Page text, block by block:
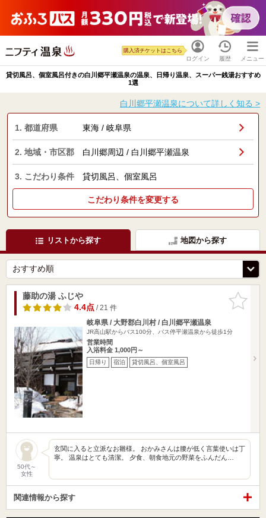
ログイン
購入済チケットはこちら
履歴 メニュー
貸切風呂、個室風呂付きの白川郷平瀬温泉の温泉、日帰り温泉、スーパー銭湯おすすめ
1選
白川郷平瀬温泉について詳しく知る >
1. 都道府県 東海 / 岐阜県
2. 地域・市区郡 白川郷周辺 / 白川郷平瀬温泉
3. こだわり条件 貸切風呂、個室風呂
こだわり条件を変更する
リストから探す 地図から探す
お気に入
りに追加
藤助の湯 ふじや
4.4点/ 21 件
岐阜県 / 大野郡白川村 / 白川郷平瀬温泉
JR高山駅からバス100分、バス停平瀬温泉から徒歩1分
営業時間
入浴料金 1,000円～
日帰り 宿泊 貸切風呂、個室風呂
50代～
女性
玄関に入ると立派なお雛様。 おかみさんは腰が低く言葉使いは丁
寧。 温泉はとても清潔。 夕食、朝食地元の野菜をふんだん…
関連情報から探す